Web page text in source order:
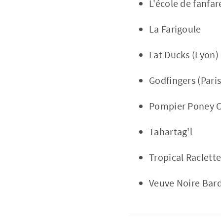
L'école de
La Farigoule
Fat Ducks (Lyon)
Godfingers
Pompier Poney
Tahartag'l
Tropical Raclette
Veuve Noire